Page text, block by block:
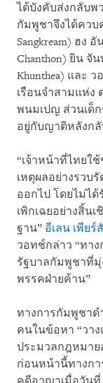
ได้บังคับส่งกลับพ
กัมพูชาจึงได้ควบ
Sangkream) ฮง
Chanthon) ยิน จั
Khunthea) และ ว
เรือนจำสามแห่ง
พนมเปญ ส่วนเด็
อยู่กับญาติหลังก
“เจ้าหน้าที่ไทยใ
เหตุผลอย่างรวบ
ออกไป โดยไม่ไ
เพิกเฉยอย่างสิ้น
ฐาน” อีเลน เพียร์
วอทช์กล่าว “ทา
รัฐบาลกัมพูชาที่มุ่
พรรคฝ่ายค้าน”
ทางการกัมพูชา
คนในข้อหา “วาง
ประมวลกฎหมาย
ก่อนหน้านี้ทางกา